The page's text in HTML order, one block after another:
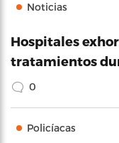
Noticias
Hospitales
tratamientos
0
Policíacas